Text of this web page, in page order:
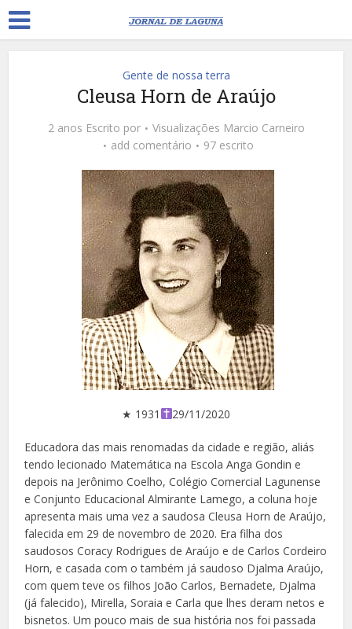
Gente de nossa terra
Cleusa Horn de Araújo
2 anos Escrito por Visualizações Marcio Carneiro
add comentário
97 escrito
★ 1931 29/11/2020
Educadora das mais renomadas da cidade e região, aliás
tendo lecionado Matemática na Escola Anga Gondin e
depois na Jerônimo Coelho, Colégio Comercial Lagunense
e Conjunto Educacional Almirante Lamego, a coluna hoje
apresenta mais uma vez a saudosa Cleusa Horn de Araújo,
falecida em 29 de novembro de 2020. Era filha dos
saudosos Coracy Rodrigues de Araújo e de Carlos Cordeiro
Horn, e casada com o também já saudoso Djalma Araújo,
com quem teve os filhos João Carlos, Bernadete, Djalma
(já falecido), Mirella, Soraia e Carla que lhes deram netos e
bisnetos. Um pouco mais de sua história nos foi passada